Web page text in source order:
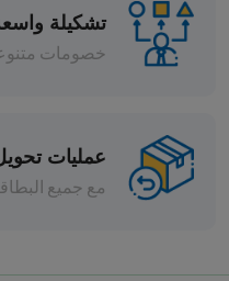
تشكيلة
خصومات
عمليات
مع جميع